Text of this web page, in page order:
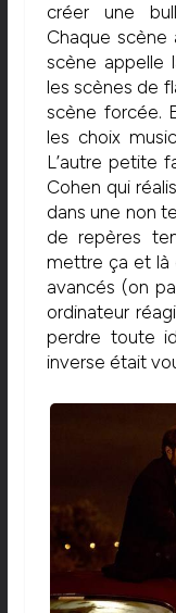
créer une
Chaque scène
scène appelle
les scènes de
scène forcée.
les choix
L’autre petite
Cohen qui
dans une non
de repères
mettre ça et là
avancés (on
ordinateur
perdre toute
inverse était